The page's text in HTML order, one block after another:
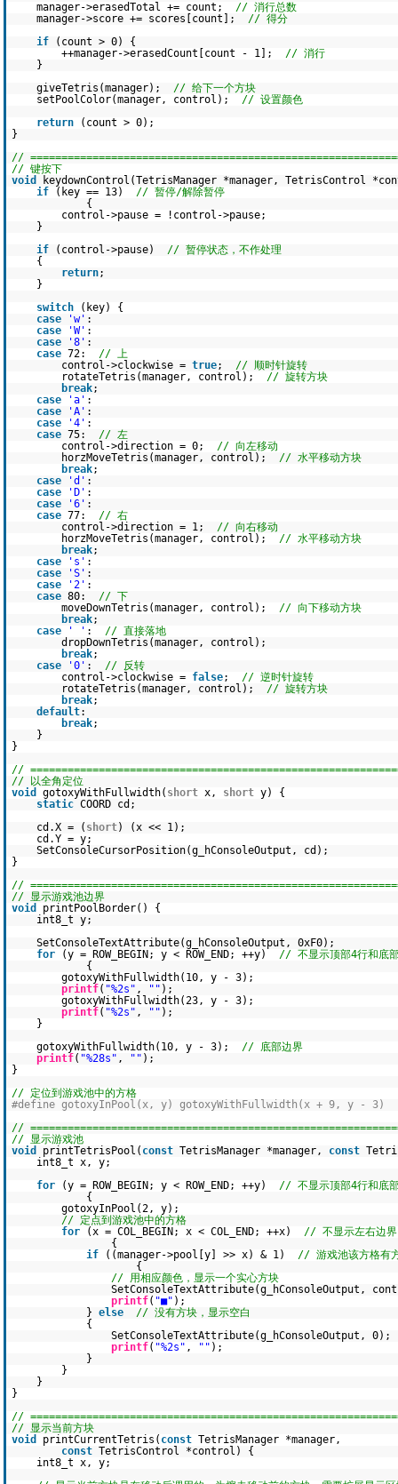
manager->erasedTotal += count; // 消行总数
manager->score += scores[count]; // 得分
if
(count > 0) {
++manager->erasedCount[count - 1]; // 消行
}
giveTetris(manager); // 给下一个方块
setPoolColor(manager, control); // 设置颜色
return
(count > 0);
}
//
// 键按下
void
keydownControl(TetrisManager *manager, TetrisControl
if
(key == 13) // 暂停/解除暂停
{
control->pause = !control->pause;
}
if
(control->pause) // 暂停状态，不作处理
{
return;
}
switch
(key) {
case
'w' :
case
'W' :
case
'8' :
case 72: // 上
control->clockwise = true; // 顺时针旋转
rotateTetris(manager, control); // 旋转方块
break;
case
'a' :
case
'A' :
case
'4' :
case 75: // 左
control->direction = 0; // 向左移动
horzMoveTetris(manager, control); // 水平移动方块
break;
case
'd' :
case
'D' :
case
'6' :
case 77: // 右
control->direction = 1; // 向右移动
horzMoveTetris(manager, control); // 水平移动方块
break;
case
's' :
case
'S' :
case
'2' :
case 80: // 下
moveDownTetris(manager, control); // 向下移动方块
break;
case
' ' : // 直接落地
dropDownTetris(manager, control);
break;
case
'0' : // 反转
control->clockwise = false; // 逆时针旋转
rotateTetris(manager, control); // 旋转方块
break;
default:
break;
}
}
//
// 以全角定位
void
gotoxyWithFullwidth( short x, short y) {
static COORD cd;
cd.X = ( short) (x << 1);
cd.Y = y;
SetConsoleCursorPosition(g_hConsoleOutput, cd);
}
//
// 显示游戏池边界
void
printPoolBorder() {
int8_t y;
SetConsoleTextAttribute(g_hConsoleOutput, 0xF0);
for
(y = ROW_BEGIN; y < ROW_END; ++y) // 不显示顶部4行和底
{
gotoxyWithFullwidth(10, y - 3);
printf( "%2s" , "" );
gotoxyWithFullwidth(23, y - 3);
printf( "%2s" , "" );
}
gotoxyWithFullwidth(10, y - 3); // 底部边界
printf( "%28s" , "" );
}
// 定位到游戏池中的方格
#define gotoxyInPool(x, y) gotoxyWithFullwidth(x + 9, y - 3)
//
// 显示游戏池
void
printTetrisPool( const TetrisManager *manager, const
int8_t x, y;
for
(y = ROW_BEGIN; y < ROW_END; ++y) // 不显示顶部4行和底
{
gotoxyInPool(2, y);
// 定点到游戏池中的方格
for
(x = COL_BEGIN; x < COL_END; ++x) // 不显示左右边界
{
if
((manager->pool[y] >> x) & 1) // 游戏池该方格有
{
// 用相应颜色，显示一个实心方块
SetConsoleTextAttribute(g_hConsoleOutput,
printf( "■" );
} else
// 没有方块，显示空白
{
SetConsoleTextAttribute(g_hConsoleOutput, 0);
printf( "%2s" , "" );
}
}
}
}
//
// 显示当前方块
void
printCurrentTetris( const TetrisManager *manager,
const TetrisControl *control) {
int8_t x, y;